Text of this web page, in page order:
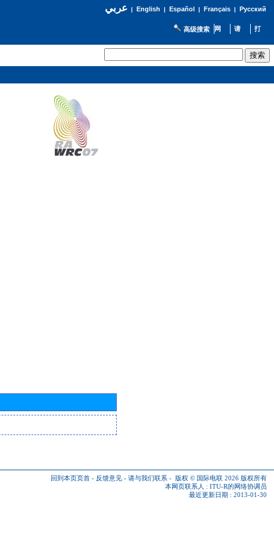
عربي| English | Español | Français| Русский
高级搜索
回到本页页首 - 反馈意见 - 请与我们联系 - 版权 © 国际电联 2026 版权所有
本网页联系人 : ITU-R的网络协调员
最近更新日期 : 2013-01-30